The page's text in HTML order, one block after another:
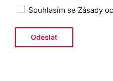
Souhlasím se Zásady